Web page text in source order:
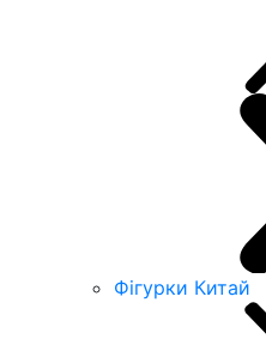
Фігурки Китай